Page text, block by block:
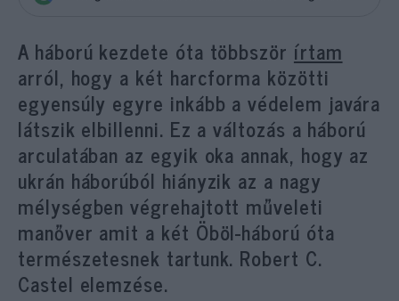
A háború kezdete óta többször írtam
arról, hogy a két harcforma közötti
egyensúly egyre inkább a védelem javára
látszik elbillenni. Ez a változás a háború
arculatában az egyik oka annak, hogy az
ukrán háborúból hiányzik az a nagy
mélységben végrehajtott műveleti
manőver amit a két Öböl-háború óta
természetesnek tartunk. Robert C.
Castel elemzése.